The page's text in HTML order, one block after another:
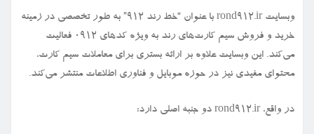
وبسایت rond912.ir با عنوان “خط رند ۹۱۲” به طور تخصصی در زمینه
خرید و فروش سیم کارت‌های رند به ویژه کدهای ۰۹۱۲ فعالیت
می‌کند. این وبسایت علاوه بر ارائه بستری برای معاملات سیم کارت،
محتوای مفیدی نیز در حوزه موبایل و فناوری اطلاعات منتشر می‌کند.
در واقع، rond912.ir دو جنبه اصلی دارد: